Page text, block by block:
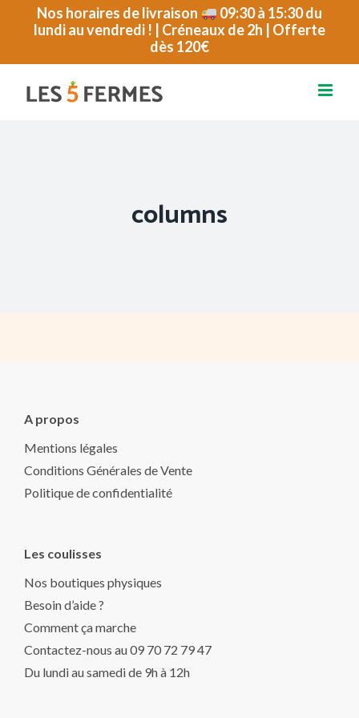
Nos horaires de livraison
09:30 à 15:30 du
lundi au vendredi ! | Créneaux de 2h | Offerte
dès 120€
columns
A propos
Mentions légales
Conditions Générales de Vente
Politique de confidentialité
Les coulisses
Nos boutiques physiques
Besoin d’aide ?
Comment ça marche
Contactez-nous au 09 70 72 79 47
Du lundi au samedi de 9h à 12h